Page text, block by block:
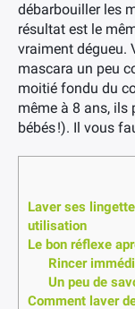
débarbouiller les
résultat est le
vraiment dégueu.
mascara un peu
moitié fondu du
même à 8 ans, ils
bébés !). Il vous
Laver ses
utilisation
Le bon réflexe
Rincer
Un peu de
Comment laver